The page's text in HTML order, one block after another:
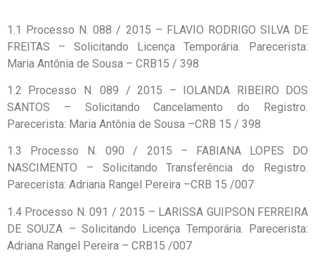
1.1 Processo N. 088 / 2015 – FLAVIO RODRIGO SILVA DE
FREITAS – Solicitando Licença Temporária. Parecerista:
Maria Antônia de Sousa – CRB15 / 398
1.2 Processo N. 089 / 2015 – IOLANDA RIBEIRO DOS
SANTOS – Solicitando Cancelamento do Registro.
Parecerista: Maria Antônia de Sousa –CRB 15 / 398
1.3 Processo N. 090 / 2015 – FABIANA LOPES DO
NASCIMENTO – Solicitando Transferência do Registro.
Parecerista: Adriana Rangel Pereira –CRB 15 /007
1.4 Processo N. 091 / 2015 – LARISSA GUIPSON FERREIRA
DE SOUZA – Solicitando Licença Temporária. Parecerista:
Adriana Rangel Pereira – CRB15 /007